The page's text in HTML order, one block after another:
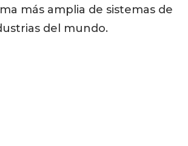
más amplia de sistemas de
del mundo.